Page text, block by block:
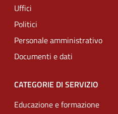
Uffici
Politici
Personale amministrativo
Documenti e dati
CATEGORIE DI SERVIZIO
Educazione e formazione